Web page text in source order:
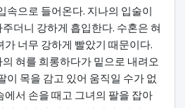
속으로 들어온다. 지나의 입술이
더니 강하게 흡입한다. 수혼은 혀
가 너무 강하게 빨았기 때문이다.
혀를 희롱하다가 밑으로 내려오
이 목을 감고 있어 움직일 수가 없
에서 손을 때고 그녀의 팔을 잡아